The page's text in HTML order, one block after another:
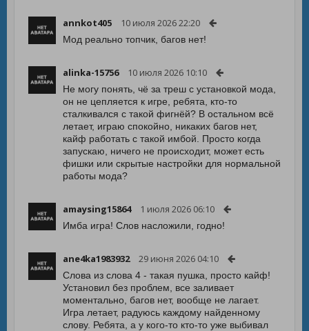
annkot405 10 июля 2026 22:20
Мод реально топчик, багов нет!
alinka-15756 10 июля 2026 10:10
Не могу понять, чё за треш с установкой мода,
он не цепляется к игре, ребята, кто-то
сталкивался с такой фигнёй? В остальном всё
летает, играю спокойно, никаких багов нет,
кайф работать с такой имбой. Просто когда
запускаю, ничего не происходит, может есть
фишки или скрытые настройки для нормальной
работы мода?
amaysing15864 1 июля 2026 06:10
Имба игра! Слов насложили, годно!
ane4ka1983932 29 июня 2026 04:10
Слова из слова 4 - такая пушка, просто кайф!
Установил без проблем, все заливает
моментально, багов нет, вообще не лагает.
Игра летает, радуюсь каждому найденному
слову. Ребята, а у кого-то кто-то уже выбивал